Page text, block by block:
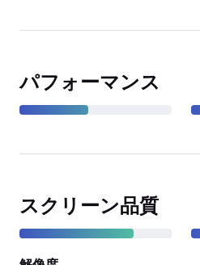
パフォーマンス
スクリーン品質